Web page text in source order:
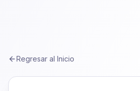
Regresar al Inicio